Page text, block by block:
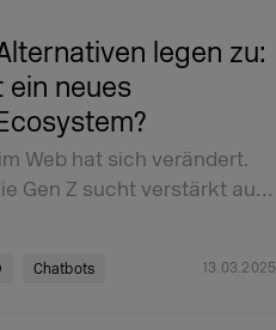
legen zu:
ein neues
Web hat sich verändert.
Gen Z sucht verstärkt au…
Chatbots 13.03.2025